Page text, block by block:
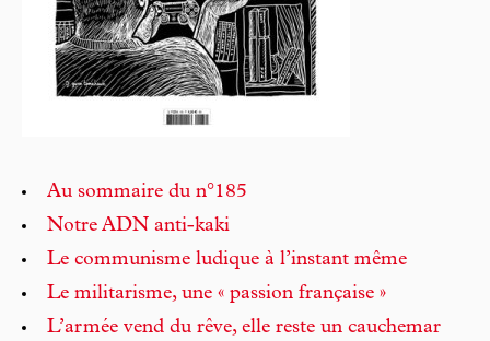
Au sommaire du n°185
Notre ADN anti-kaki
Le communisme ludique à l’instant même
Le militarisme, une « passion française »
L’armée vend du rêve, elle reste un cauchemar